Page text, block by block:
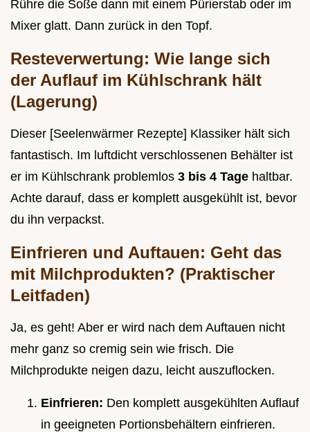
Rühre die Soße dann mit einem Pürierstab oder im
Mixer glatt. Dann zurück in den Topf.
Resteverwertung: Wie lange sich
der Auflauf im Kühlschrank hält
(Lagerung)
Dieser [Seelenwärmer Rezepte] Klassiker hält sich
fantastisch. Im luftdicht verschlossenen Behälter ist
er im Kühlschrank problemlos 3 bis 4 Tage haltbar.
Achte darauf, dass er komplett ausgekühlt ist, bevor
du ihn verpackst.
Einfrieren und Auftauen: Geht das
mit Milchprodukten? (Praktischer
Leitfaden)
Ja, es geht! Aber er wird nach dem Auftauen nicht
mehr ganz so cremig sein wie frisch. Die
Milchprodukte neigen dazu, leicht auszuflocken.
Einfrieren: Den komplett ausgekühlten Auflauf
in geeigneten Portionsbehältern einfrieren.